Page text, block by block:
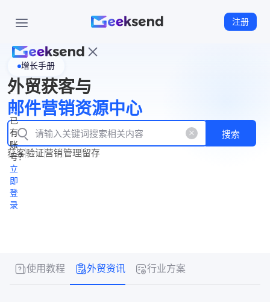
注册
页
WhatsApp
企业号
New
产
品
功
能
产
品
价
格
资
源
中
心
立
即
注
册
已
有
账
号？
立
即
登
录
增长手册
外贸获客与
邮件营销资源中心
搜索
获客验证营销管理留存
使用教程 外贸资讯 行业方案